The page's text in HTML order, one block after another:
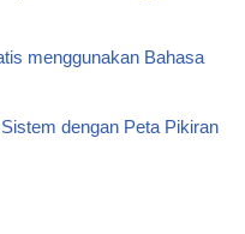
menggunakan Bahasa
dengan Peta Pikiran